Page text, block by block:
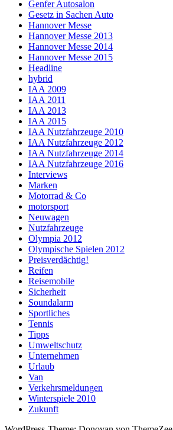
Genfer Autosalon
Gesetz in Sachen Auto
Hannover Messe
Hannover Messe 2013
Hannover Messe 2014
Hannover Messe 2015
Headline
hybrid
IAA 2009
IAA 2011
IAA 2013
IAA 2015
IAA Nutzfahrzeuge 2010
IAA Nutzfahrzeuge 2012
IAA Nutzfahrzeuge 2014
IAA Nutzfahrzeuge 2016
Interviews
Marken
Motorrad & Co
motorsport
Neuwagen
Nutzfahrzeuge
Olympia 2012
Olympische Spielen 2012
Preisverdächtig!
Reifen
Reisemobile
Sicherheit
Soundalarm
Sportliches
Tennis
Tipps
Umweltschutz
Unternehmen
Urlaub
Van
Verkehrsmeldungen
Winterspiele 2010
Zukunft